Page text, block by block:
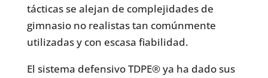
tácticas se alejan de complejidades de
gimnasio no realistas tan comúnmente
utilizadas y con escasa fiabilidad.
El sistema defensivo TDPE® ya ha dado sus